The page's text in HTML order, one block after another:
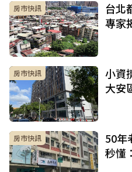
房市快訊
台北
專家
房市快訊
小資
大安
房市快訊
50年
秒懂